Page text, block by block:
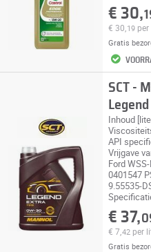
€ 30,
€ 30, 19
Gratis
SCT -
Inhoud
API
Vrijgave
Ford
0401547
9.55535-
€ 37,
€ 7, 42 per
Gratis